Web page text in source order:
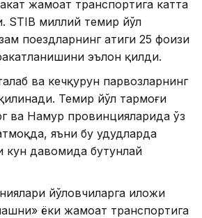
жамоат транспортига катта
STIB миллий темир йўл
поездларнинг атиги 25 фоизи
эълон қилди.
ва кечқурун парвозларнинг
Темир йўл тармоғи
ва Намур провинцияларида ўз
яъни бу ҳудудларда
кун давомида бутунлай
йўловчиларга иложи
ёки жамоат транспортига